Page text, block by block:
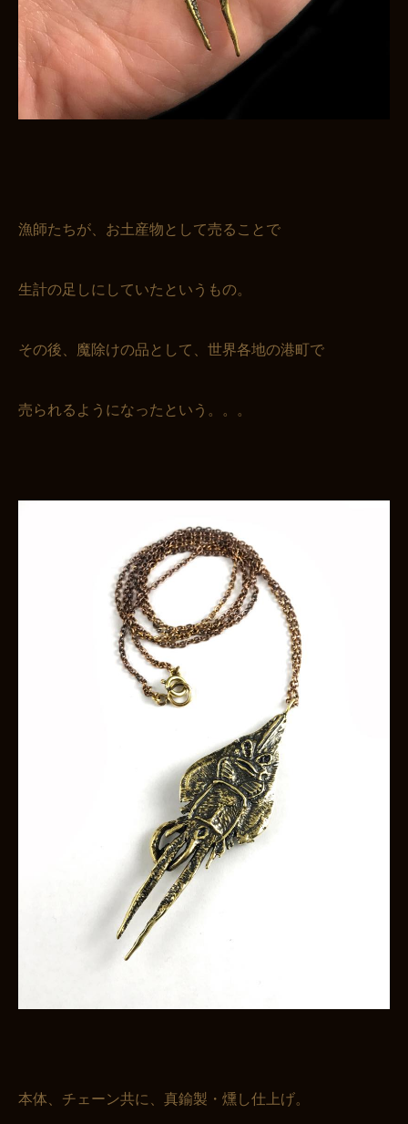
漁師たちが、お土産物として売ることで
生計の足しにしていたというもの。
その後、魔除けの品として、世界各地の港町で
売られるようになったという。。。
本体、チェーン共に、真鍮製・燻し仕上げ。